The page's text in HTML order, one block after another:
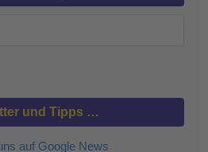
und Tipps …